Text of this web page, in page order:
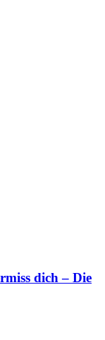
dich – Die